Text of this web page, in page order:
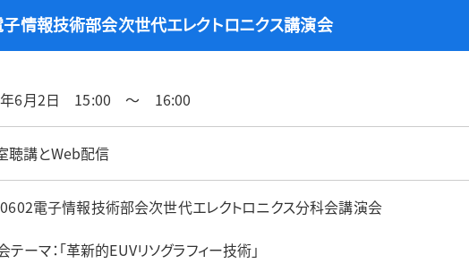
情報技術部会次世代エレクトロニクス講演会
年6月2日 15:00 ～ 16:00
聴講とWeb配信
電子情報技術部会次世代エレクトロニクス分科会講演会
テーマ：「革新的EUVリソグラフィー技術」